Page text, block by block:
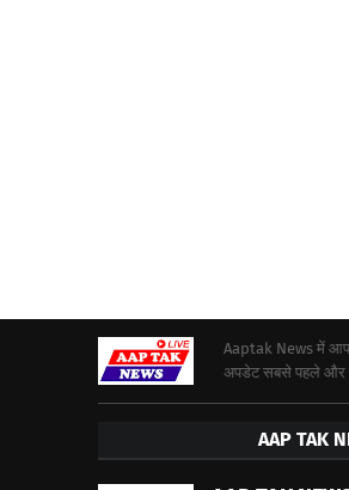
Aaptak News में
अपडेट सबसे पहले और
AAP TAK